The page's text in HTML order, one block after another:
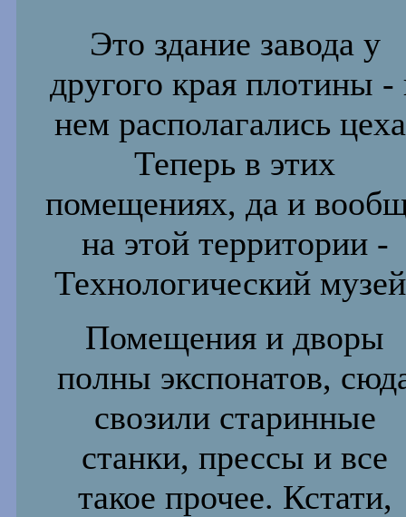
Это здание завода у
другого края плотины -
нем располагались
Теперь в этих
помещениях, да и
на этой территории -
Технологический
Помещения и дворы
полны экспонатов,
свозили старинные
станки, прессы и все
такое прочее. Кстати,